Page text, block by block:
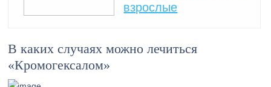
взрослые
В каких случаях можно лечиться
«Кромогексалом»